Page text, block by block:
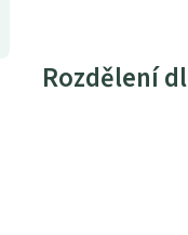
Rozdělení